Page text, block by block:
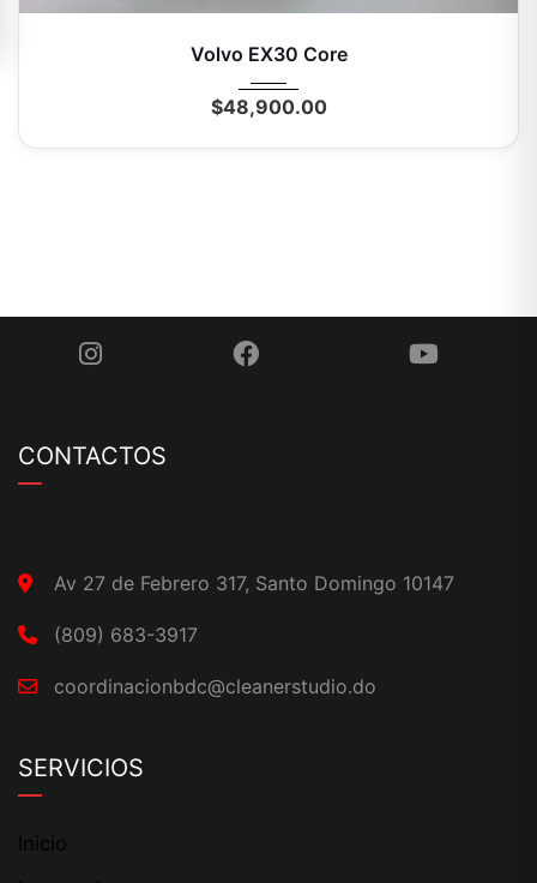
Volvo EX30 Core
$48,900.00
CONTACTOS
Av 27 de Febrero 317, Santo Domingo 10147
(809) 683-3917
coordinacionbdc@cleanerstudio.do
SERVICIOS
Inicio